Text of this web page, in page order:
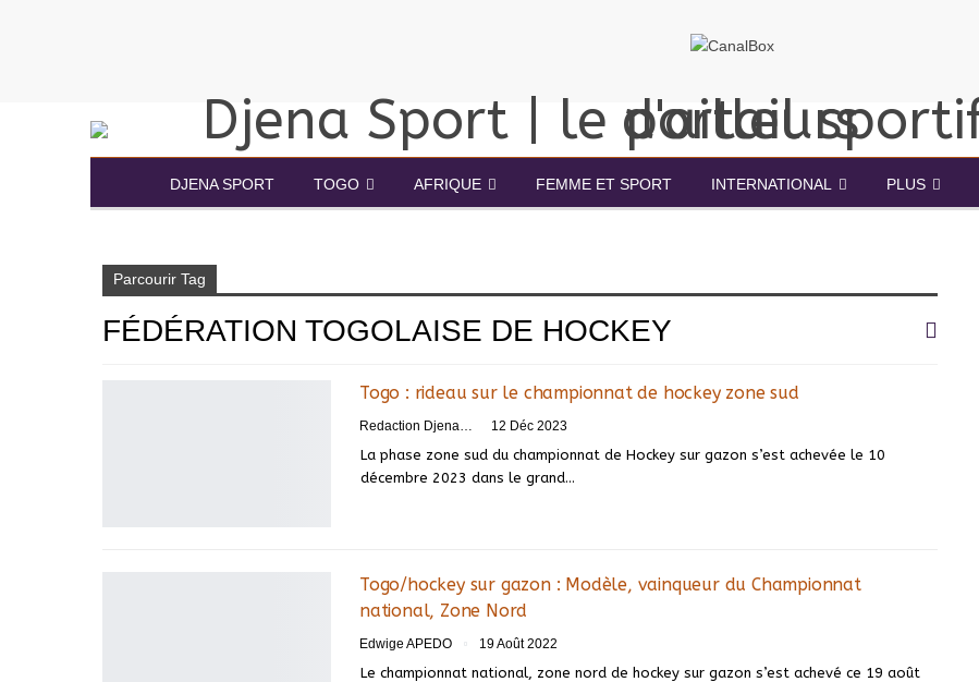
DJENA SPORT TOGO AFRIQUE FEMME ET SPORT INTERNATIONAL PLUS
Parcourir Tag
FÉDÉRATION TOGOLAISE DE HOCKEY
Togo : rideau sur le championnat de hockey zone sud
Redaction DjenaSport 12 Déc 2023
La phase zone sud du championnat de Hockey sur gazon s’est achevée le 10
décembre 2023 dans le grand…
Togo/hockey sur gazon : Modèle, vainqueur du Championnat
national, Zone Nord
Edwige APEDO 19 Août 2022
Le championnat national, zone nord de hockey sur gazon s’est achevé ce 19 août